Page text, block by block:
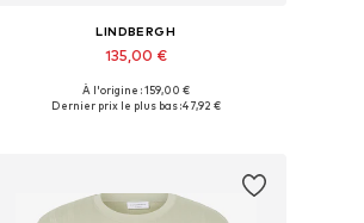
LINDBERGH
135,00 €
Tailles disponibles: 48-50, 50-52, 52-54
À l'origine : 159,00 €
Dernier prix le plus bas :47,92 €